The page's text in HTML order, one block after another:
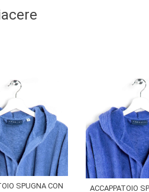
SPUGNA CON
ACCAPPATOIO